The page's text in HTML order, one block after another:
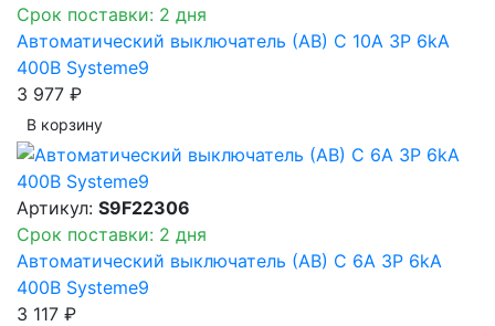
Срок поставки: 2 дня
Автоматический выключатель (АВ) C 10A 3P 6kA
400В Systeme9
3 977 ₽
В корзинy
Артикул: S9F22306
Срок поставки: 2 дня
Автоматический выключатель (АВ) C 6A 3P 6kA
400В Systeme9
3 117 ₽